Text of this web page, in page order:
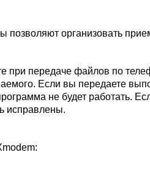
позволяют организовать
при передаче файлов по
Если вы передаете
не будет работать.
исправлены.